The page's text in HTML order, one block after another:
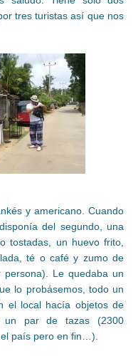
tres turistas así que nos
y americano. Cuando
del segundo, una
tostadas, un huevo frito,
té o café y zumo de
persona). Le quedaba un
lo probásemos, todo un
el local hacía objetos de
un par de tazas (2300
país pero en fin…).